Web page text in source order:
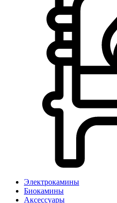
Электрокамины
Биокамины
Аксессуары